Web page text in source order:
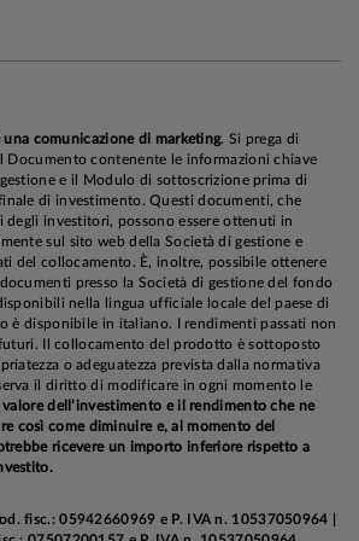
dei fattori temporanei che in
spinto i prezzi al rialzo, e la
pressioni salariali in corso.
è scesa più del previsto a
dalle distorsioni provocate
Lunare e da un effetto base
componente core è scesa in
I dazi non potranno che
pressioni al ribasso sui prezzi e
potenzialmente di 20
2025, dal momento che gli
e non. I rischi intorno alla
una comunicazione di marketing. Si prega di
Documento contenente le informazioni chiave
e il Modulo di sottoscrizione prima di
di investimento. Questi documenti, che
investitori, possono essere ottenuti in
sul sito web della Società di gestione e
del collocamento. È, inoltre, possibile ottenere
presso la Società di gestione del fondo
nella lingua ufficiale locale del paese di
è disponibile in italiano. I rendimenti passati non
Il collocamento del prodotto è sottoposto
o adeguatezza prevista dalla normativa
il diritto di modificare in ogni momento le
valore dell’investimento e il rendimento che ne
così come diminuire e, al momento del
ricevere un importo inferiore rispetto a
fisc.: 05942660969 e P. IVA n. 10537050964 |